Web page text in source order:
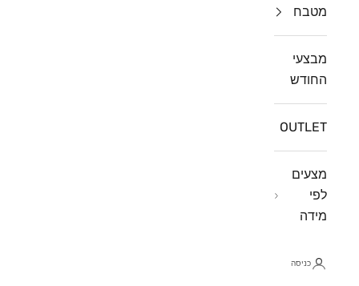
מטבח
מבצעי
החודש
OUTLET
מצעים
לפי
מידה
כניסה